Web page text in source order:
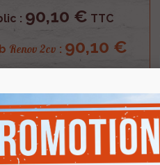
: 90,10 € TTC
Renov 2cv : 90,10 €